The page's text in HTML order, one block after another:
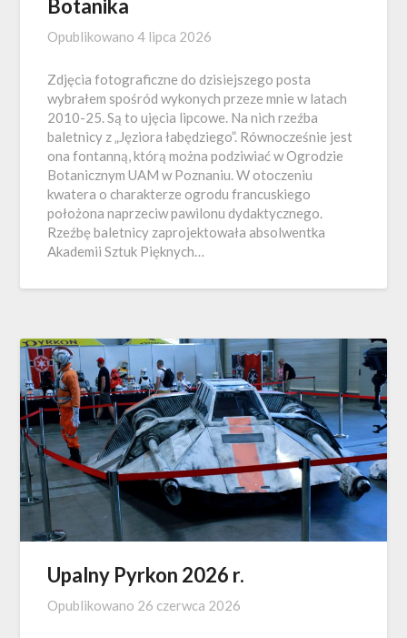
Botanika
Opublikowano4 lipca 2026
Zdjęcia fotograficzne do dzisiejszego posta
wybrałem spośród wykonych przeze mnie w latach
2010-25. Są to ujęcia lipcowe. Na nich rzeźba
baletnicy z „Jęziora łabędziego”. Równocześnie jest
ona fontanną, którą można podziwiać w Ogrodzie
Botanicznym UAM w Poznaniu. W otoczeniu
kwatera o charakterze ogrodu francuskiego
położona naprzeciw pawilonu dydaktycznego.
Rzeźbę baletnicy zaprojektowała absolwentka
Akademii Sztuk Pięknych…
Upalny Pyrkon 2026 r.
Opublikowano 26 czerwca 2026